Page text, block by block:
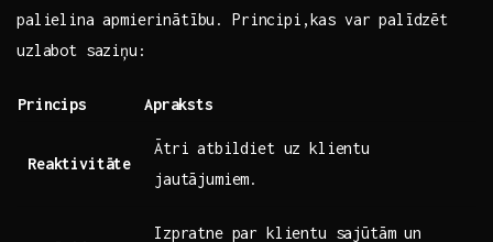
palielina‍ apmierinātību. Principi,kas var palīdzēt⁣
uzlabot saziņu:
Princips Apraksts
Reaktivitāte
Ātri atbildiet ​uz klientu
jautājumiem.
Izpratne par klientu sajūtām ⁣un